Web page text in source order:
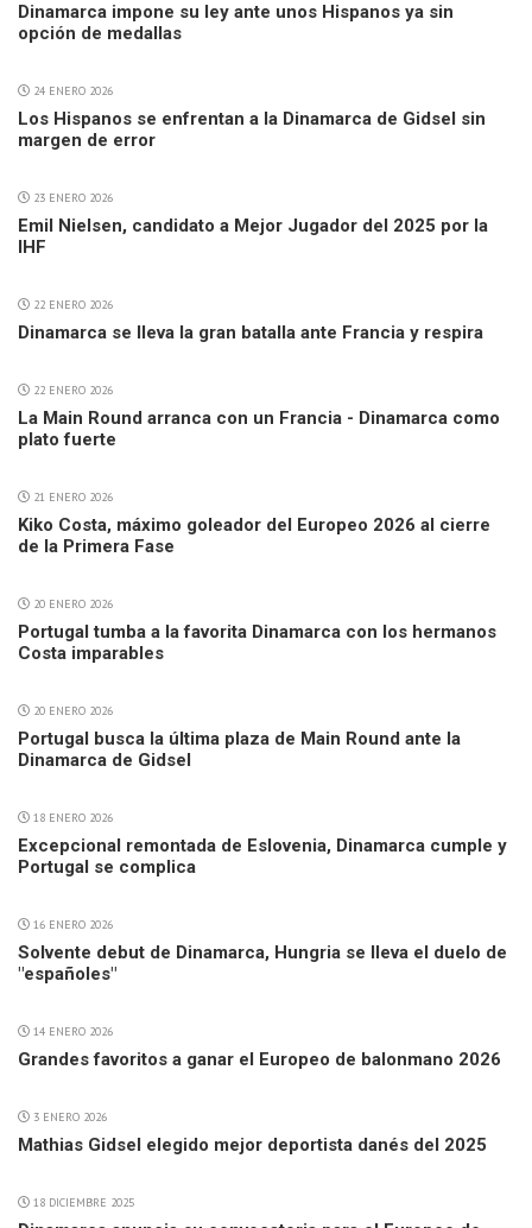
Dinamarca impone su ley ante unos Hispanos ya sin
opción de medallas
24 ENERO 2026
Los Hispanos se enfrentan a la Dinamarca de Gidsel sin
margen de error
23 ENERO 2026
Emil Nielsen, candidato a Mejor Jugador del 2025 por la
IHF
22 ENERO 2026
Dinamarca se lleva la gran batalla ante Francia y respira
22 ENERO 2026
La Main Round arranca con un Francia - Dinamarca como
plato fuerte
21 ENERO 2026
Kiko Costa, máximo goleador del Europeo 2026 al cierre
de la Primera Fase
20 ENERO 2026
Portugal tumba a la favorita Dinamarca con los hermanos
Costa imparables
20 ENERO 2026
Portugal busca la última plaza de Main Round ante la
Dinamarca de Gidsel
18 ENERO 2026
Excepcional remontada de Eslovenia, Dinamarca cumple y
Portugal se complica
16 ENERO 2026
Solvente debut de Dinamarca, Hungria se lleva el duelo de
"españoles"
14 ENERO 2026
Grandes favoritos a ganar el Europeo de balonmano 2026
3 ENERO 2026
Mathias Gidsel elegido mejor deportista danés del 2025
18 DICIEMBRE 2025